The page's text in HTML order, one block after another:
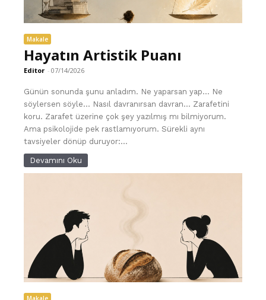
Makale
Hayatın Artistik Puanı
Editor - 07/14/2026
Günün sonunda şunu anladım. Ne yaparsan yap… Ne
söylersen söyle… Nasıl davranırsan davran… Zarafetini
koru. Zarafet üzerine çok şey yazılmış mı bilmiyorum.
Ama psikolojide pek rastlamıyorum. Sürekli aynı
tavsiyeler dönüp duruyor:...
Devamını Oku